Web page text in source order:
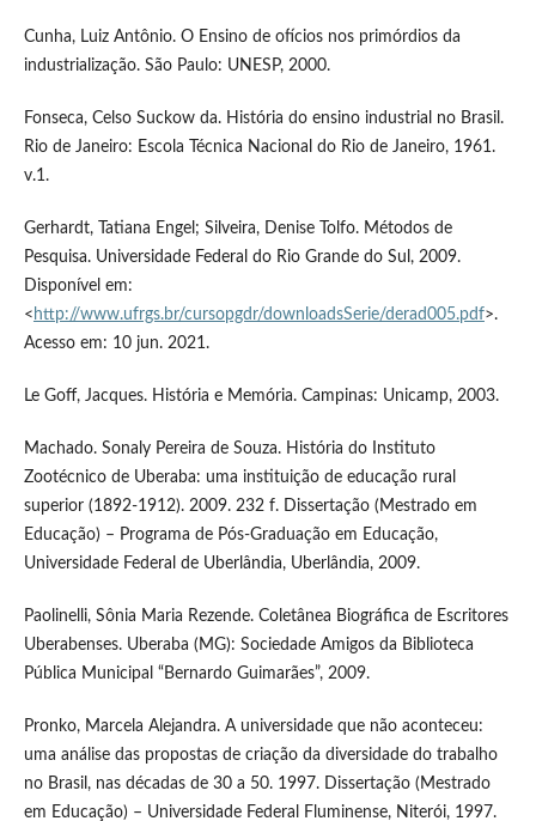
Cunha, Luiz Antônio. O Ensino de ofícios nos primórdios da
industrialização. São Paulo: UNESP, 2000.
Fonseca, Celso Suckow da. História do ensino industrial no Brasil.
Rio de Janeiro: Escola Técnica Nacional do Rio de Janeiro, 1961.
v.1.
Gerhardt, Tatiana Engel; Silveira, Denise Tolfo. Métodos de
Pesquisa. Universidade Federal do Rio Grande do Sul, 2009.
Disponível em:
< http://www.ufrgs.br/cursopgdr/downloadsSerie/derad005.pdf>.
Acesso em: 10 jun. 2021.
Le Goff, Jacques. História e Memória. Campinas: Unicamp, 2003.
Machado. Sonaly Pereira de Souza. História do Instituto
Zootécnico de Uberaba: uma instituição de educação rural
superior (1892-1912). 2009. 232 f. Dissertação (Mestrado em
Educação) – Programa de Pós-Graduação em Educação,
Universidade Federal de Uberlândia, Uberlândia, 2009.
Paolinelli, Sônia Maria Rezende. Coletânea Biográfica de Escritores
Uberabenses. Uberaba (MG): Sociedade Amigos da Biblioteca
Pública Municipal “Bernardo Guimarães”, 2009.
Pronko, Marcela Alejandra. A universidade que não aconteceu:
uma análise das propostas de criação da diversidade do trabalho
no Brasil, nas décadas de 30 a 50. 1997. Dissertação (Mestrado
em Educação) – Universidade Federal Fluminense, Niterói, 1997.